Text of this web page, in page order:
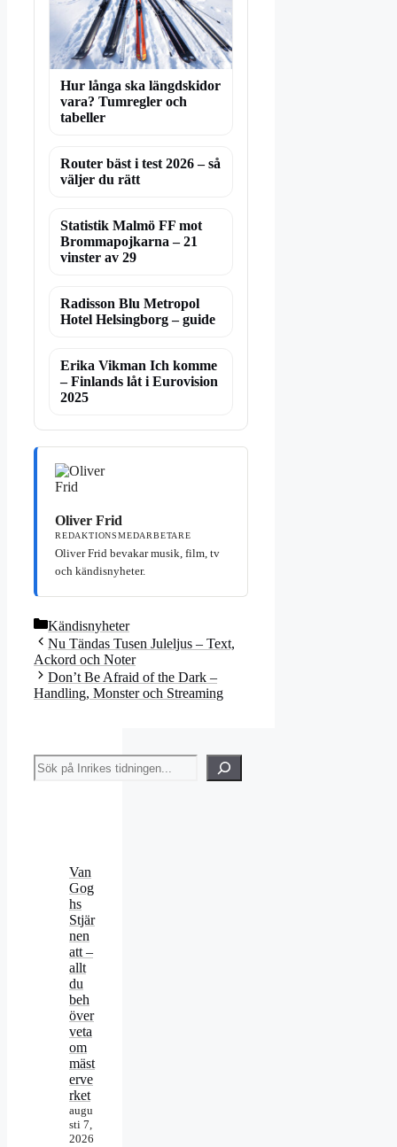
Hur långa ska längdskidor
vara? Tumregler och
tabeller
Router bäst i test 2026 – så
väljer du rätt
Statistik Malmö FF mot
Brommapojkarna – 21
vinster av 29
Radisson Blu Metropol
Hotel Helsingborg – guide
Erika Vikman Ich komme
– Finlands låt i Eurovision
2025
Oliver Frid
REDAKTIONSMEDARBETARE
Oliver Frid bevakar musik, film, tv
och kändisnyheter.
Kategorier
Kändisnyheter
Nu Tändas Tusen Juleljus – Text,
Ackord och Noter
Don’t Be Afraid of the Dark –
Handling, Monster och Streaming
Sök
Van
Gog
hs
Stjär
nen
att –
allt
du
beh
över
veta
om
mäst
erve
rket
augu
sti 7,
2026